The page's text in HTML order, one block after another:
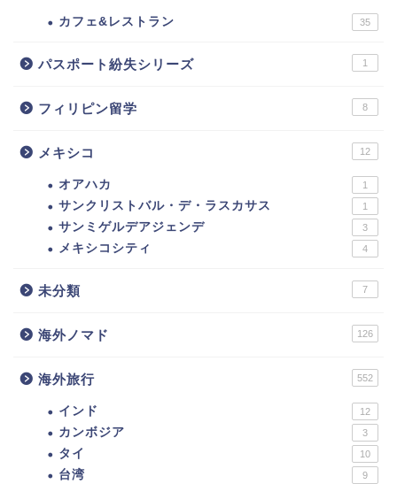
カフェ&レストラン 35
パスポート紛失シリーズ 1
フィリピン留学 8
メキシコ 12
オアハカ 1
サンクリストバル・デ・ラスカサス 1
サンミゲルデアジェンデ 3
メキシコシティ 4
未分類 7
海外ノマド 126
海外旅行 552
インド 12
カンボジア 3
タイ 10
台湾 9